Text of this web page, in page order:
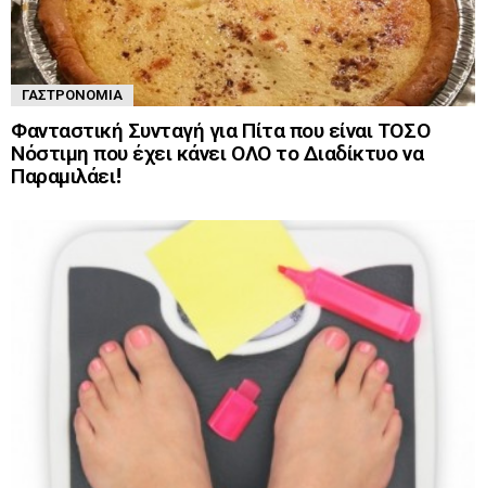
ΓΑΣΤΡΟΝΟΜΊΑ
Φανταστική Συνταγή για Πίτα που είναι ΤΟΣΟ
Νόστιμη που έχει κάνει ΟΛΟ το Διαδίκτυο να
Παραμιλάει!